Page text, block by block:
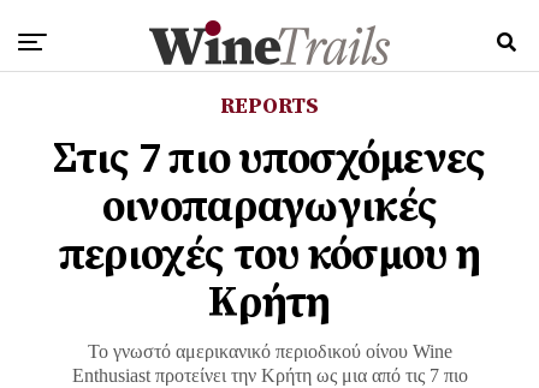
REPORTS
Στις 7 πιο υποσχόμενες
οινοπαραγωγικές
περιοχές του κόσμου η
Κρήτη
Το γνωστό αμερικανικό περιοδικού οίνου Wine
Enthusiast προτείνει την Κρήτη ως μια από τις 7 πιο